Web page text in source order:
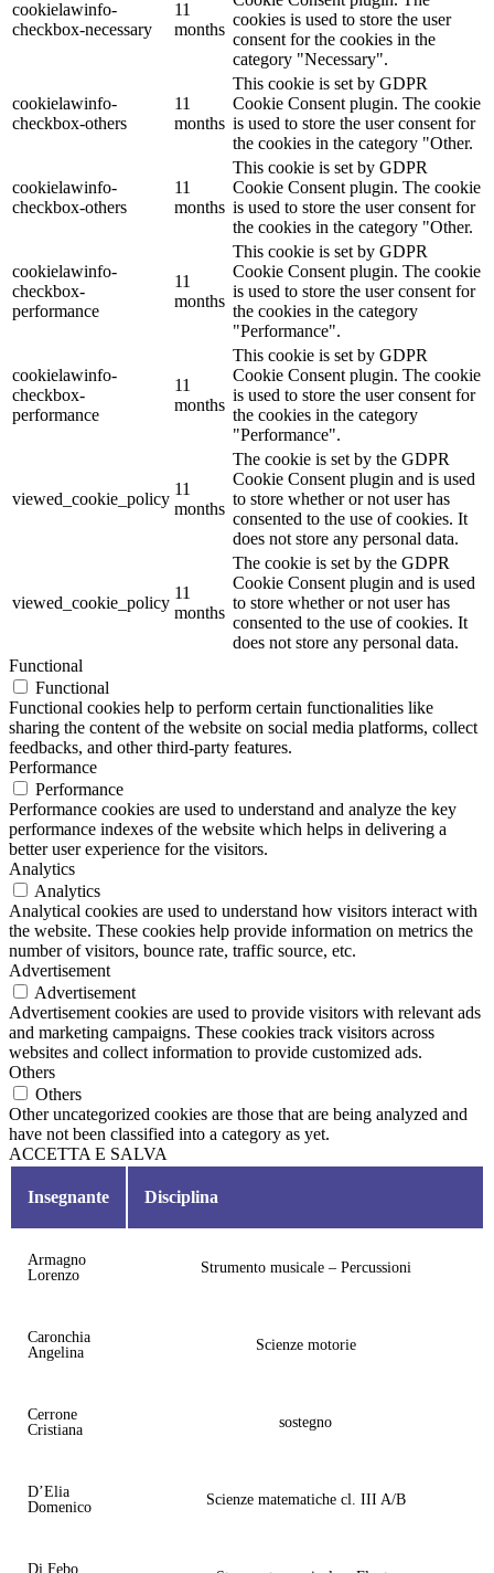
cookielawinfo-
checkbox-necessary
11
months
cookies is used to store the user
consent for the cookies in the
category "Necessary".
cookielawinfo-
checkbox-others
11
months
This cookie is set by GDPR
Cookie Consent plugin. The cookie
is used to store the user consent for
the cookies in the category "Other.
cookielawinfo-
checkbox-others
11
months
This cookie is set by GDPR
Cookie Consent plugin. The cookie
is used to store the user consent for
the cookies in the category "Other.
cookielawinfo-
checkbox-
performance
11
months
This cookie is set by GDPR
Cookie Consent plugin. The cookie
is used to store the user consent for
the cookies in the category
"Performance".
cookielawinfo-
checkbox-
performance
11
months
This cookie is set by GDPR
Cookie Consent plugin. The cookie
is used to store the user consent for
the cookies in the category
"Performance".
viewed_cookie_policy
11
months
The cookie is set by the GDPR
Cookie Consent plugin and is used
to store whether or not user has
consented to the use of cookies. It
does not store any personal data.
viewed_cookie_policy
11
months
The cookie is set by the GDPR
Cookie Consent plugin and is used
to store whether or not user has
consented to the use of cookies. It
does not store any personal data.
Functional
Functional
Functional cookies help to perform certain functionalities like
sharing the content of the website on social media platforms, collect
feedbacks, and other third-party features.
Performance
Performance
Performance cookies are used to understand and analyze the key
performance indexes of the website which helps in delivering a
better user experience for the visitors.
Analytics
Analytics
Analytical cookies are used to understand how visitors interact with
the website. These cookies help provide information on metrics the
number of visitors, bounce rate, traffic source, etc.
Advertisement
Advertisement
Advertisement cookies are used to provide visitors with relevant ads
and marketing campaigns. These cookies track visitors across
websites and collect information to provide customized ads.
Others
Others
Other uncategorized cookies are those that are being analyzed and
have not been classified into a category as yet.
ACCETTA E SALVA
Insegnante Disciplina
Armagno
Lorenzo
Strumento musicale – Percussioni
Caronchia
Angelina
Scienze motorie
Cerrone
Cristiana
sostegno
D’Elia
Domenico
Scienze matematiche cl. III A/B
Di Febo